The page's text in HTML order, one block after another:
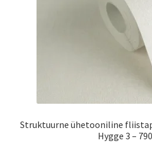
Struktuurne ühetooniline
Hygge 3 –